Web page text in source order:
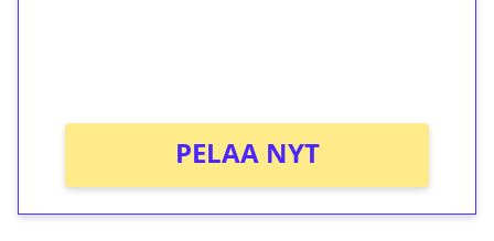
PELAA NYT